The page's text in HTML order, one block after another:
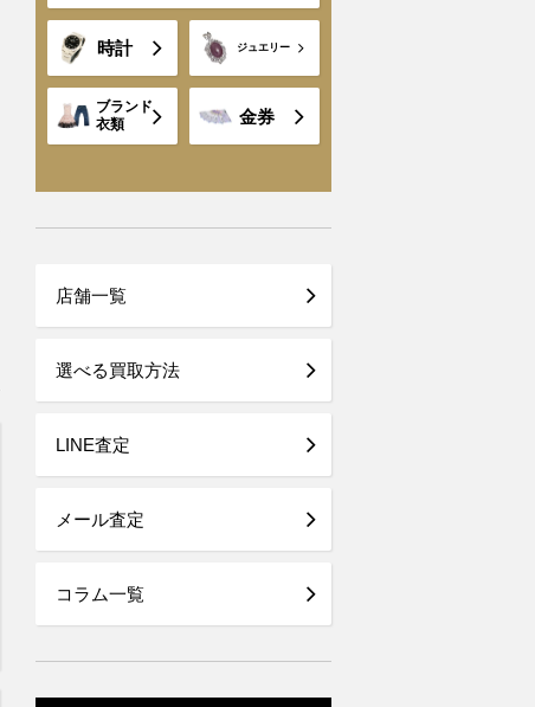
時計 ジュエリー
ブランド
衣類
金券
店舗一覧
選べる買取方法
LINE査定
メール査定
コラム一覧